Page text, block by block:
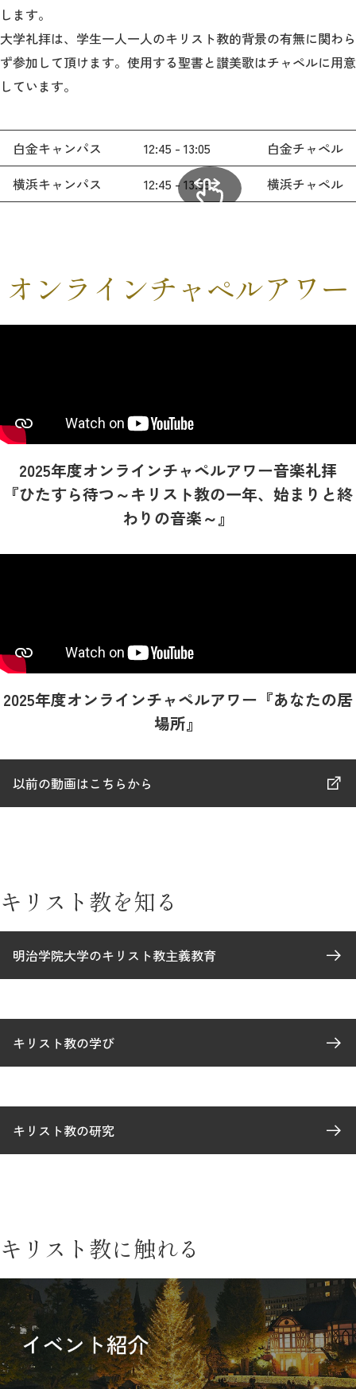
します。
大学礼拝は、学生一人一人のキリスト教的背景の有無に関わら
ず参加して頂けます。使用する聖書と讃美歌はチャペルに用意
しています。
白金キャンパス 12:45 - 13:05
白金チャペル
横浜キャンパス
12:45 - 13:05 横浜チャペル
オンラインチャペルアワー
2025年度オンラインチャペルアワー音楽礼拝
『ひたすら待つ～キリスト教の一年、始まりと終
わりの音楽～』
2025年度オンラインチャペルアワー 『あなたの居
場所』
以前の動画はこちらから
キリスト教を知る
明治学院大学のキリスト教主義教育
キリスト教の学び
キリスト教の研究
キリスト教に触れる